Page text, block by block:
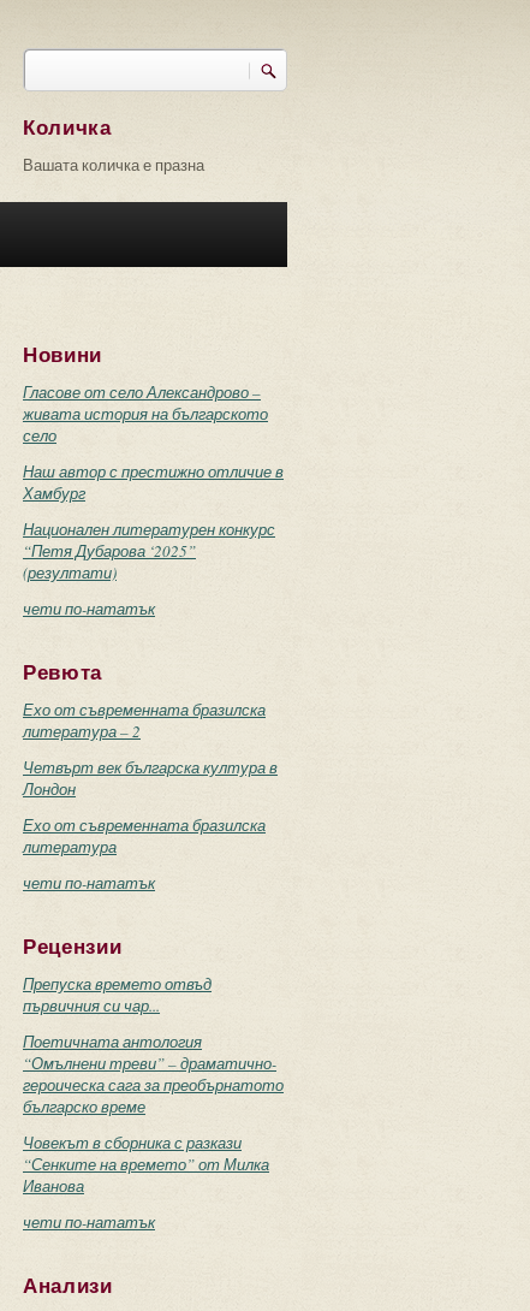
Търси
Количка
Вашата количка е празна
Новини
Гласове от село Александрово –
живата история на българското
село
Наш автор с престижно отличие в
Хамбург
Национален литературен конкурс
“Петя Дубарова ‘2025”
(резултати)
чети по-нататък
Ревюта
Ехо от съвременната бразилска
литература – 2
Четвърт век българска култура в
Лондон
Ехо от съвременната бразилска
литература
чети по-нататък
Рецензии
Препуска времето отвъд
първичния си чар...
Поетичната антология
“Омълнени треви” – драматично-
героическа сага за преобърнатото
българско време
Човекът в сборника с разкази
“Сенките на времето” от Милка
Иванова
чети по-нататък
Анализи